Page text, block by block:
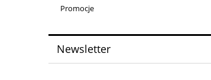
Promocje
Newsletter